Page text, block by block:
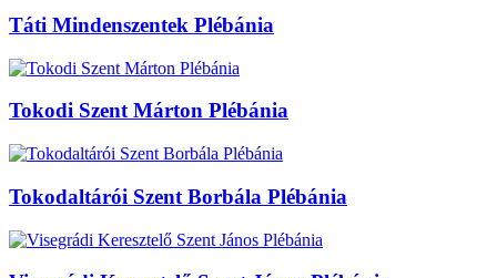
Táti Mindenszentek Plébánia
Tokodi Szent Márton Plébánia
Tokodaltárói Szent Borbála Plébánia